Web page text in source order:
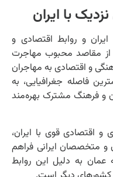
با ایران
و روابط اقتصادی و
مقاصد محبوب مهاجرت
و اقتصادی به مهاجران
فاصله جغرافیایی، به
و فرهنگ مشترک بهره‌مند
اقتصادی قوی با ایران،
و متخصصان ایرانی فراهم
عمان به دلیل این روابط